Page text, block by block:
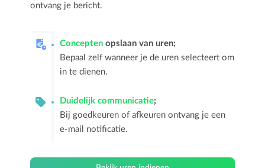
ontvang je bericht.
Concepten opslaan van uren;
Bepaal zelf wanneer je de uren selecteert om
in te dienen.
Duidelijk communicatie;
Bij goedkeuren of afkeuren ontvang je een
e-mail notificatie.